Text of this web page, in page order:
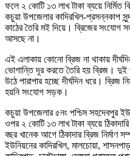
ফলে ২ কোটি ১৩ লাখ টাকা ব্যয়ে নির্মিত
কচুয়া উপজেলার কাদিরখিল-প্রসন্নকাপ
কাঠের তৈরি মই দিয়ে। ব্রিজের সংযোগ
আসছে না।
এই এলাকায় কোনো ব্রিজ না থাকায়
ভোগান্তি দূর করতে তৈরি হয় ব্রিজ। দুই
উঠে পারাপার হচ্ছে দীর্ঘদিন ধরে। ব্রিজ
হয়নি সংযোগ সড়ক।
কচুয়া উপজেলার ৫নং পশ্চিম সহদেবপুর
ওপর ২ কোটি ১৩ লাখ টাকা ব্যয়ে
বছর খানেক আগে ঠিকাদার ব্রিজ
ইউনিয়নের কাদিরখিল, মালচোয়া,